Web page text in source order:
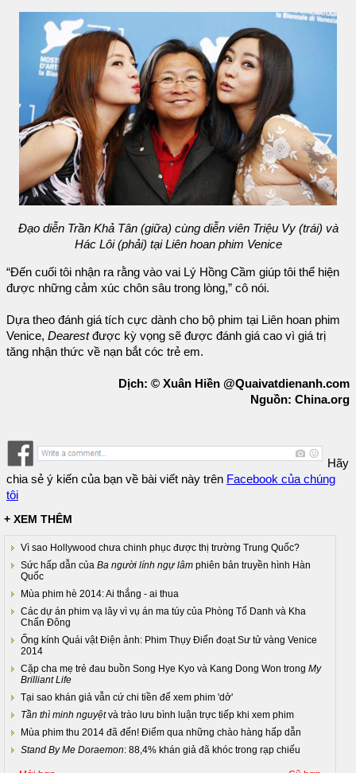
Đạo diễn Trần Khả Tân (giữa) cùng diễn viên Triệu Vy (trái) và
Hác Lôi (phải) tại Liên hoan phim Venice
“Đến cuối tôi nhận ra rằng vào vai Lý Hồng Cầm giúp tôi thể hiện
được những cảm xúc chôn sâu trong lòng,” cô nói.
Dựa theo đánh giá tích cực dành cho bộ phim tại Liên hoan phim
Venice, Dearestđược kỳ vọng sẽ được đánh giá cao vì giá trị
tăng nhận thức về nạn bắt cóc trẻ em.
Dịch: © Xuân Hiền @Quaivatdienanh.com
Nguồn: China.org
Hãy
chia sẻ ý kiến của bạn về bài viết này trên Facebook của chúng
tôi
+ XEM THÊM
Vì sao Hollywood chưa chinh phục được thị trường Trung Quốc?
Sức hấp dẫn của Ba người lính ngự lâm phiên bản truyền hình Hàn
Quốc
Mùa phim hè 2014: Ai thắng - ai thua
Các dự án phim vạ lây vì vụ án ma túy của Phòng Tổ Danh và Kha
Chấn Đông
Ống kính Quái vật Điện ảnh: Phim Thụy Điển đoạt Sư tử vàng Venice
2014
Cặp cha mẹ trẻ đau buồn Song Hye Kyo và Kang Dong Won trong My
Brilliant Life
Tại sao khán giả vẫn cứ chi tiền để xem phim 'dở'
Tần thì minh nguyệtvà trào lưu bình luận trực tiếp khi xem phim
Mùa phim thu 2014 đã đến! Điểm qua những chào hàng hấp dẫn
Stand By Me Doraemon: 88,4% khán giả đã khóc trong rạp chiếu